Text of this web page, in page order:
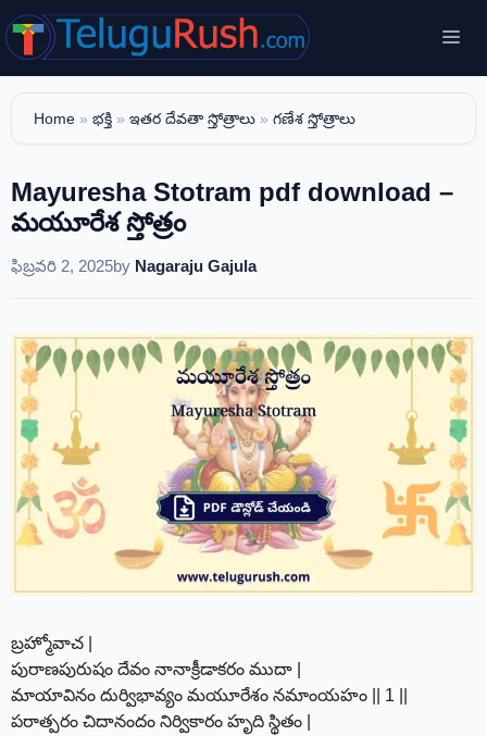
Skip
to
content
Home » భక్తి » ఇతర దేవతా స్తోత్రాలు » గణేశ స్తోత్రాలు
Mayuresha Stotram pdf download –
మయూరేశ స్తోత్రం
ఫిబ్రవరి 2, 2025by Nagaraju Gajula
బ్రహ్మోవాచ |
పురాణపురుషం దేవం నానాక్రీడాకరం ముదా |
మాయావినం దుర్విభావ్యం మయూరేశం నమాంయహం || 1 ||
పరాత్పరం చిదానందం నిర్వికారం హృది స్థితం |